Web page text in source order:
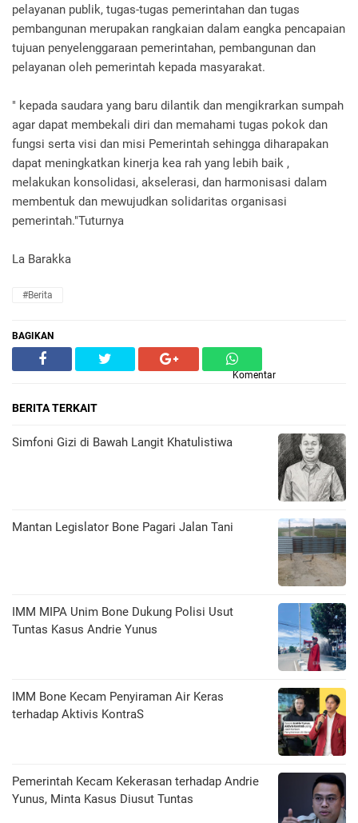
pelayanan publik, tugas-tugas pemerintahan dan tugas
pembangunan merupakan rangkaian dalam eangka pencapaian
tujuan penyelenggaraan pemerintahan, pembangunan dan
pelayanan oleh pemerintah kepada masyarakat.
" kepada saudara yang baru dilantik dan mengikrarkan sumpah
agar dapat membekali diri dan memahami tugas pokok dan
fungsi serta visi dan misi Pemerintah sehingga diharapakan
dapat meningkatkan kinerja kea rah yang lebih baik ,
melakukan konsolidasi, akselerasi, dan harmonisasi dalam
membentuk dan mewujudkan solidaritas organisasi
pemerintah."Tuturnya
La Barakka
#Berita
BAGIKAN
Komentar
BERITA TERKAIT
​Simfoni Gizi di Bawah Langit Khatulistiwa
Mantan Legislator Bone Pagari Jalan Tani
IMM MIPA Unim Bone Dukung Polisi Usut
Tuntas Kasus Andrie Yunus
IMM Bone Kecam Penyiraman Air Keras
terhadap Aktivis KontraS
Pemerintah Kecam Kekerasan terhadap Andrie
Yunus, Minta Kasus Diusut Tuntas